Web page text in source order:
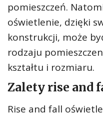
pomieszczeń.
oświetlenie, dzięki
konstrukcji, może
rodzaju
kształtu i rozmiaru.
Zalety rise and
Rise and fall